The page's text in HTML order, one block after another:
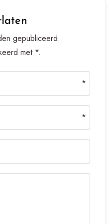
gepubliceerd.
met *.
*
*